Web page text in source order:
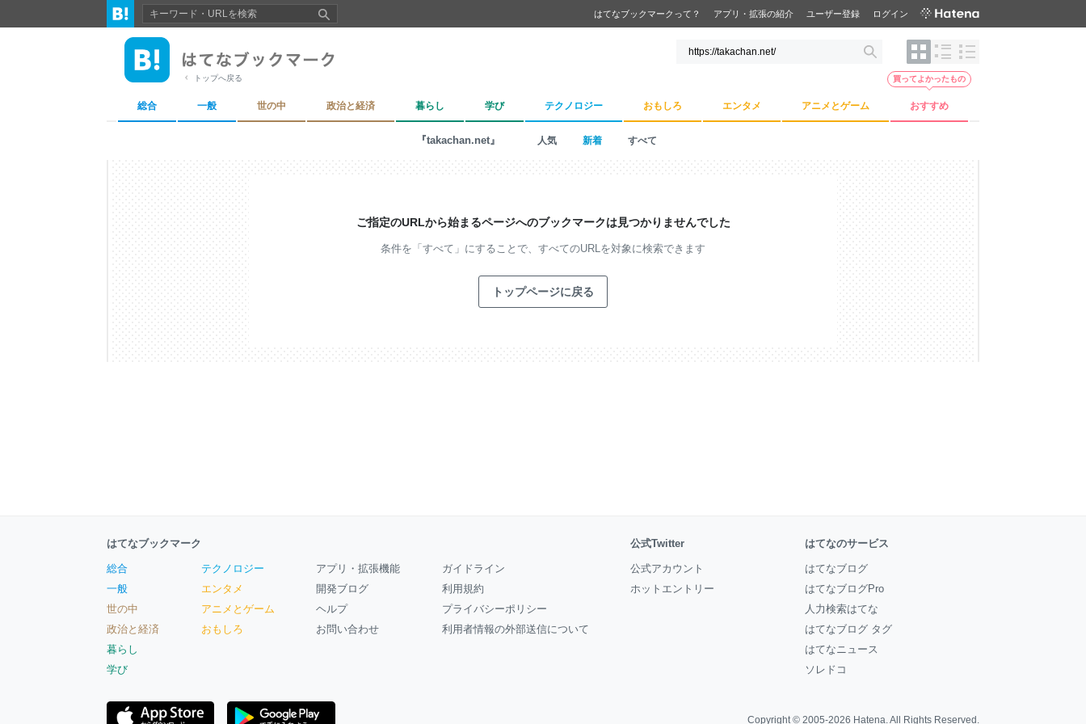
はてなブックマークって？ アプリ・拡張の紹介 ユーザー登録 ログイン
トップへ戻る
総合 一般 世の中 政治と経済 暮らし 学び テクノロジー おもしろ エンタメ アニメとゲーム おすすめ
買ってよかったもの
『takachan.net』 人気 新着 すべて
ご指定のURLから始まるページへのブックマークは見つかりませんでした
条件を「すべて」にすることで、 すべてのURLを対象に検索できます
トップページに戻る
はてなブックマーク
総合
一般
世の中
政治と経済
暮らし
学び
テクノロジー
エンタメ
アニメとゲーム
おもしろ
アプリ・拡張機能
開発ブログ
ヘルプ
お問い合わせ
ガイドライン
利用規約
プライバシーポリシー
利用者情報の外部送信について
公式Twitter
公式アカウント
ホットエントリー
はてなのサービス
はてなブログ
はてなブログPro
人力検索はてな
はてなブログ タグ
はてなニュース
ソレドコ
Copyright © 2005-2026 Hatena. All Rights Reserved.